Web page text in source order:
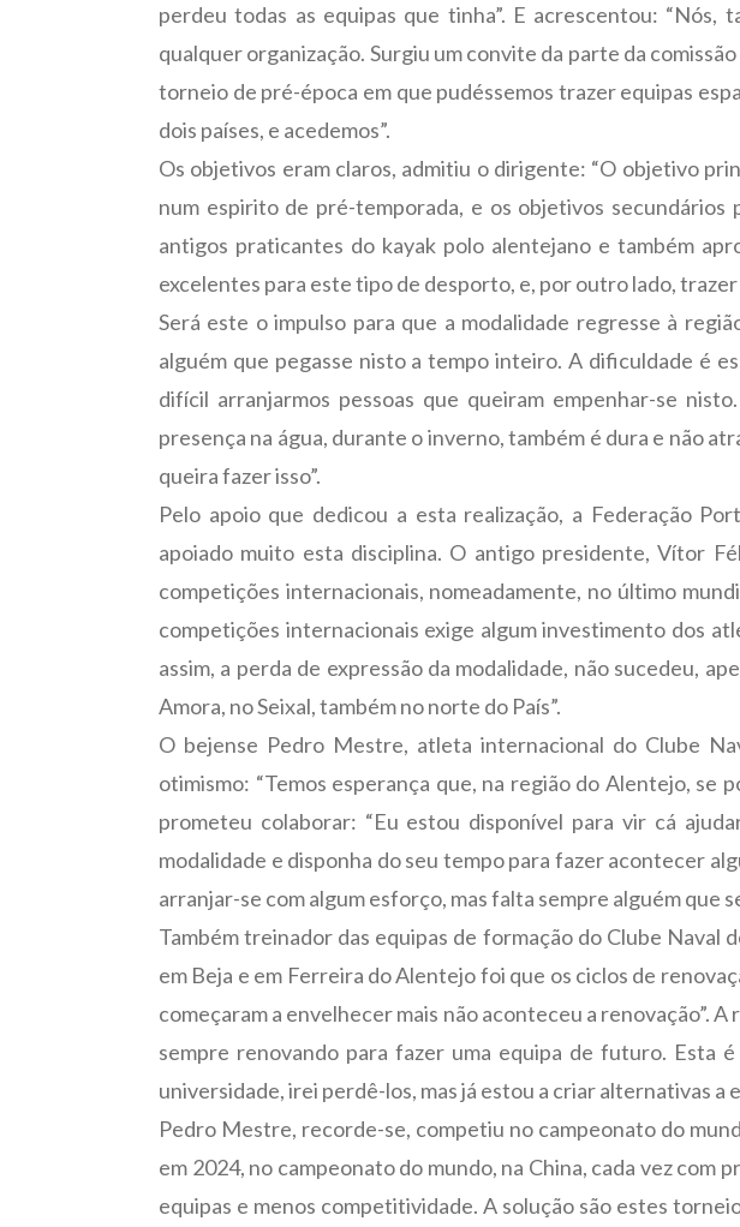
perdeu todas as equipas que tinha”. E acrescentou: “Nós,
qualquer organização. Surgiu um convite da parte da
torneio de pré-época em que pudéssemos trazer equipas
dois países, e acedemos”.
Os objetivos eram claros, admitiu o dirigente: “O objetivo
num espirito de pré-temporada, e os objetivos secundários
antigos praticantes do kayak polo alentejano e também
excelentes para este tipo de desporto, e, por outro lado,
Será este o impulso para que a modalidade regresse à
alguém que pegasse nisto a tempo inteiro. A dificuldade é
difícil arranjarmos pessoas que queiram empenhar-se
presença na água, durante o inverno, também é dura e não
queira fazer isso”.
Pelo apoio que dedicou a esta realização, a Federação
apoiado muito esta disciplina. O antigo presidente, Vítor
competições internacionais, nomeadamente, no último
competições internacionais exige algum investimento dos
assim, a perda de expressão da modalidade, não sucedeu,
Amora, no Seixal, também no norte do País”.
O bejense Pedro Mestre, atleta internacional do Clube
otimismo: “Temos esperança que, na região do Alentejo, se
prometeu colaborar: “Eu estou disponível para vir cá
modalidade e disponha do seu tempo para fazer acontecer
arranjar-se com algum esforço, mas falta sempre alguém que
Também treinador das equipas de formação do Clube
em Beja e em Ferreira do Alentejo foi que os ciclos de
começaram a envelhecer mais não aconteceu a renovação”.
sempre renovando para fazer uma equipa de futuro. Esta
universidade, irei perdê-los, mas já estou a criar alternativas a
Pedro Mestre, recorde-se, competiu no campeonato do
em 2024, no campeonato do mundo, na China, cada vez
equipas e menos competitividade. A solução são estes